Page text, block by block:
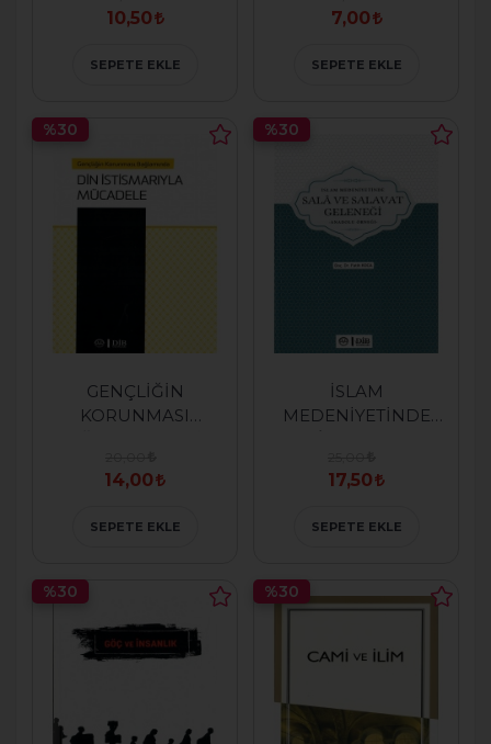
10,50
SEPETE EKLE
7,00
SEPETE EKLE
GENÇLİĞİN
KORUNMASI
MÜCADELE
14,00
%30
SEPETE EKLE
İSLAM
MEDENİYETİNDE
17,50
%30
SEPETE EKLE
%30 %30